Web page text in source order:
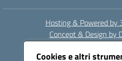
Cookies e altri
Hosting & Powered by
Concept & Design by